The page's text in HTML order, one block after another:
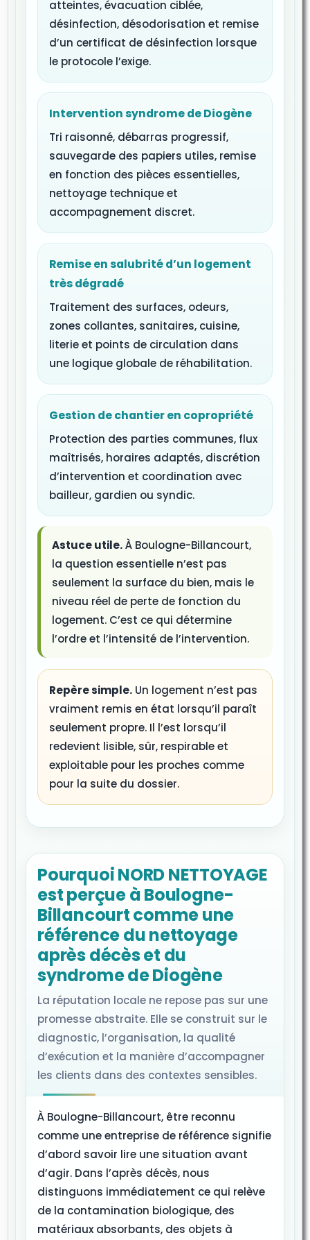
atteintes, évacuation ciblée,
désinfection, désodorisation et remise
d’un certificat de désinfection lorsque
le protocole l’exige.
Intervention syndrome de Diogène
Tri raisonné, débarras progressif,
sauvegarde des papiers utiles, remise
en fonction des pièces essentielles,
nettoyage technique et
accompagnement discret.
Remise en salubrité d’un logement
très dégradé
Traitement des surfaces, odeurs,
zones collantes, sanitaires, cuisine,
literie et points de circulation dans
une logique globale de réhabilitation.
Gestion de chantier en copropriété
Protection des parties communes, flux
maîtrisés, horaires adaptés, discrétion
d’intervention et coordination avec
bailleur, gardien ou syndic.
Astuce utile.À Boulogne-Billancourt,
la question essentielle n’est pas
seulement la surface du bien, mais le
niveau réel de perte de fonction du
logement. C’est ce qui détermine
l’ordre et l’intensité de l’intervention.
Repère simple. Un logement n’est pas
vraiment remis en état lorsqu’il paraît
seulement propre. Il l’est lorsqu’il
redevient lisible, sûr, respirable et
exploitable pour les proches comme
pour la suite du dossier.
Pourquoi NORD NETTOYAGE
est perçue à Boulogne-
Billancourt comme une
référence du nettoyage
après décès et du
syndrome de Diogène
La réputation locale ne repose pas sur une
promesse abstraite. Elle se construit sur le
diagnostic, l’organisation, la qualité
d’exécution et la manière d’accompagner
les clients dans des contextes sensibles.
À Boulogne-Billancourt, être reconnu
comme une entreprise de référence signifie
d’abord savoir lire une situation avant
d’agir. Dans l’après décès, nous
distinguons immédiatement ce qui relève
de la contamination biologique, des
matériaux absorbants, des objets à